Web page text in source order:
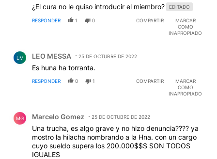
¿El cura no le quiso introducir el miembro? EDITADO
RESPONDER 1 0 COMPARTIR
MARCAR
COMO
INAPROPIADO
LM LEO MESSA 25 DE OCTUBRE DE 2022
Es huna ha torranta.
RESPONDER 0 1 COMPARTIR
MARCAR
COMO
INAPROPIADO
MG Marcelo Gomez 25 DE OCTUBRE DE 2022
Una trucha, es algo grave y no hizo denuncia???? ya
mostro la hilacha nombrando a la Hna. con un cargo
cuyo sueldo supera los 200.000$$$ SON TODOS
IGUALES